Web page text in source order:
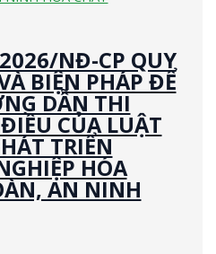
NĐ-CP QUY
BIỆN PHÁP ĐỂ
DẪN THI
CỦA LUẬT
TRIỂN
HÓA
AN NINH